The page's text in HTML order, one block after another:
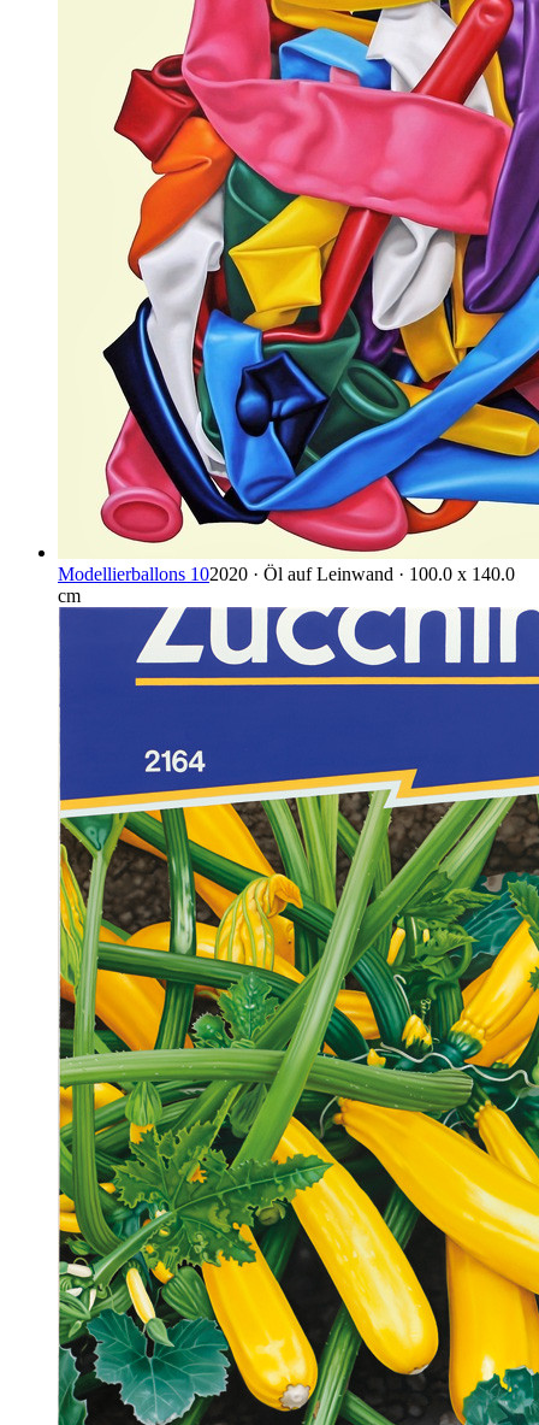
Modellierballons 102020 · Öl auf Leinwand · 100.0 x 140.0
cm